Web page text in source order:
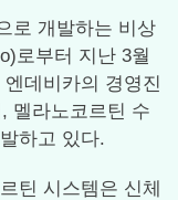
로 개발하는 비상
로부터 지난 3월
데비카의 경영진
멜라노코르틴 수
하고 있다.
틴 시스템은 신체